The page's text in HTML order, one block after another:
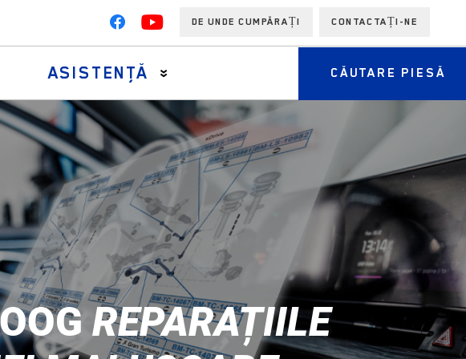
DE UNDE CUMPĂRAȚI CONTACTAȚI-NE
ASISTENŢĂ CĂUTARE PIESĂ
REPARAȚIILE